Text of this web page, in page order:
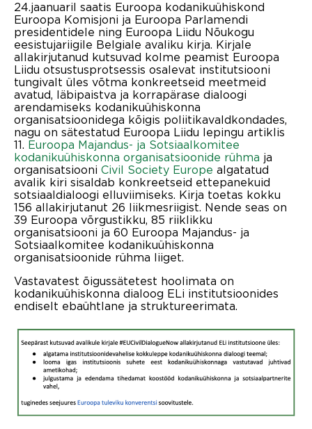
24.jaanuaril saatis Euroopa kodanikuühiskond
Euroopa Komisjoni ja Euroopa Parlamendi
presidentidele ning Euroopa Liidu Nõukogu
eesistujariigile Belgiale avaliku kirja. Kirjale
allakirjutanud kutsuvad kolme peamist Euroopa
Liidu otsustusprotsessis osalevat institutsiooni
tungivalt üles võtma konkreetseid meetmeid
avatud, läbipaistva ja korrapärase dialoogi
arendamiseks kodanikuühiskonna
organisatsioonidega kõigis poliitikavaldkondades,
nagu on sätestatud Euroopa Liidu lepingu artiklis
11. Euroopa Majandus- ja Sotsiaalkomitee
kodanikuühiskonna organisatsioonide rühma ja
organisatsiooni Civil Society Europe algatatud
avalik kiri sisaldab konkreetseid ettepanekuid
sotsiaaldialoogi elluviimiseks. Kirja toetas kokku
156 allakirjutanut 26 liikmesriigist. Nende seas on
39 Euroopa võrgustikku, 85 riiklikku
organisatsiooni ja 60 Euroopa Majandus- ja
Sotsiaalkomitee kodanikuühiskonna
organisatsioonide rühma liiget.
Vastavatest õigussätetest hoolimata on
kodanikuühiskonna dialoog ELi institutsioonides
endiselt ebaühtlane ja struktureerimata.